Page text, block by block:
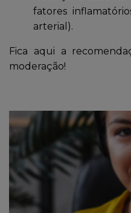
fatores
arterial).
Fica aqui a
moderação!